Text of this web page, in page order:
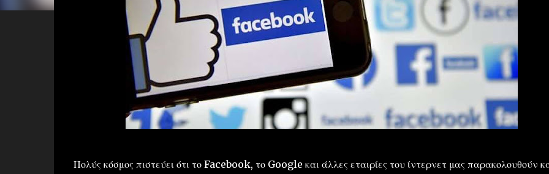
Πολύς κόσμος πιστεύει ότι το Facebook, το Google και άλλες εταιρίες του ίντερνετ μας παρακολουθούν